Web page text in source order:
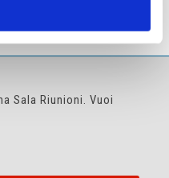
Sala Riunioni. Vuoi